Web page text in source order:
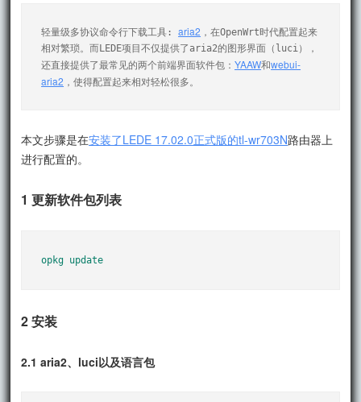
轻量级多协议命令行下载工具: aria2 ，在OpenWrt时代配置起来
相对繁琐。而LEDE项目不仅提供了aria2的图形界面（luci），
还直接提供了最常见的两个前端界面软件包：YAAW和webui-
aria2 ，使得配置起来相对轻松很多。
本文步骤是在安装了LEDE 17.02.0正式版的tl-wr703N路由器上
进行配置的。
1 更新软件包列表
opkg update
2 安装
2.1 aria2、luci以及语言包